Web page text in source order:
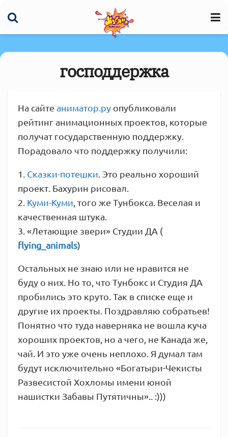
господдержка
На сайте аниматор.ру опубликовали
рейтинг анимационных проектов, которые
получат государственную поддержку.
Порадовало что поддержку получили:
1. Сказки-потешки . Это реально хороший
проект. Бахурин рисовал.
2. Куми-Куми , того же Тунбокса. Веселая и
качественная штука.
3. «Летающие звери» Студии ДА (
flying_animals)
Остальных не знаю или не нравится не
буду о них. Но то, что Тунбокс и Студия ДА
пробились это круто. Так в списке еще и
другие их проекты. Поздравляю собратьев!
Понятно что туда наверняка не вошла куча
хороших проектов, но а чего, не Канада же,
чай. И это уже очень неплохо. Я думал там
будут исключительно «Богатыри-Чекисты
Развесистой Хохломы имени юной
нашистки Забавы Путятичны».. :)))